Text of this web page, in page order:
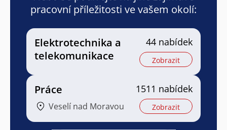
pracovní příležitosti ve vašem okolí:
Elektrotechnika a
telekomunikace
44 nabídek
Zobrazit
Práce
Veselí nad Moravou
1511 nabídek
Zobrazit